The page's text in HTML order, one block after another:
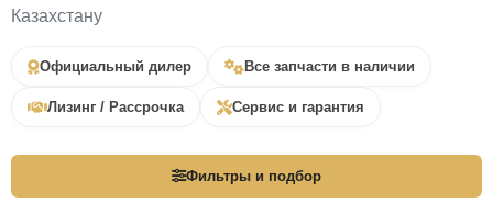
Казахстану
Официальный дилер Все запчасти в наличии
Лизинг / Рассрочка Сервис и гарантия
Фильтры и подбор